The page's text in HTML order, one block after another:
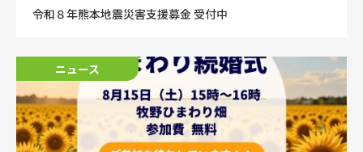
令和８年熊本地震災害支援募金 受付中
ニュース
ニュース